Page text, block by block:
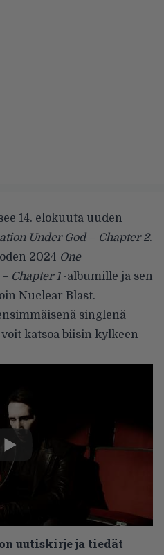
14. elokuuta uuden
Under God – Chapter 2.
2024 One
Chapter 1-albumille ja sen
Nuclear Blast.
singlenä
voit katsoa biisin kylkeen
uutiskirje ja tiedät